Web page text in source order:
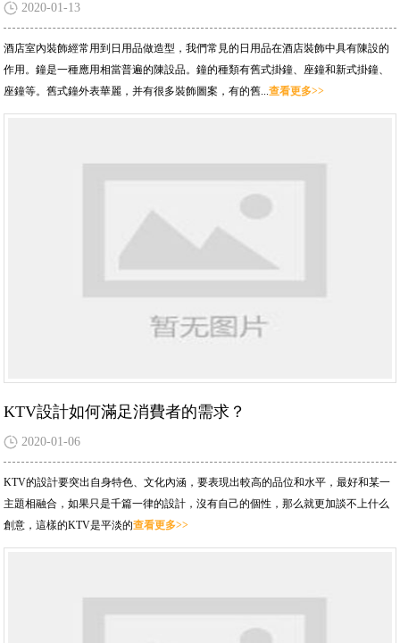
2020-01-13
酒店室內裝飾經常用到日用品做造型，我們常見的日用品在酒店裝飾中具有陳設的
作用。鐘是一種應用相當普遍的陳設品。鐘的種類有舊式掛鐘、座鐘和新式掛鐘、
座鐘等。舊式鐘外表華麗，并有很多裝飾圖案，有的舊...查看更多>>
KTV設計如何滿足消費者的需求？
2020-01-06
KTV的設計要突出自身特色、文化內涵，要表現出較高的品位和水平，最好和某一
主題相融合，如果只是千篇一律的設計，沒有自己的個性，那么就更加談不上什么
創意，這樣的KTV是平淡的查看更多>>